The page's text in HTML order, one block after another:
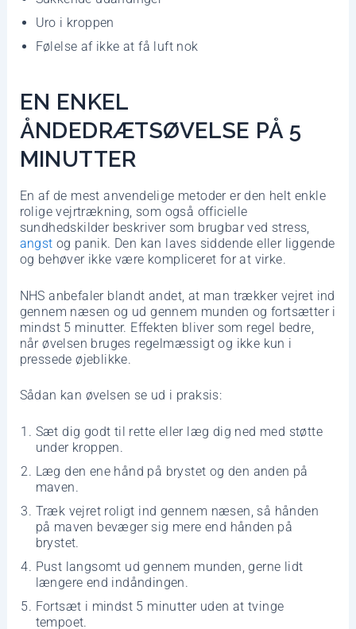
Uro i kroppen
Følelse af ikke at få luft nok
EN ENKEL
ÅNDEDRÆTSØVELSE PÅ 5
MINUTTER
En af de mest anvendelige metoder er den helt enkle
rolige vejrtrækning, som også officielle
sundhedskilder beskriver som brugbar ved stress,
angst og panik. Den kan laves siddende eller liggende
og behøver ikke være kompliceret for at virke.
NHS anbefaler blandt andet, at man trækker vejret ind
gennem næsen og ud gennem munden og fortsætter i
mindst 5 minutter. Effekten bliver som regel bedre,
når øvelsen bruges regelmæssigt og ikke kun i
pressede øjeblikke.
Sådan kan øvelsen se ud i praksis:
Sæt dig godt til rette eller læg dig ned med støtte
under kroppen.
Læg den ene hånd på brystet og den anden på
maven.
Træk vejret roligt ind gennem næsen, så hånden
på maven bevæger sig mere end hånden på
brystet.
Pust langsomt ud gennem munden, gerne lidt
længere end indåndingen.
Fortsæt i mindst 5 minutter uden at tvinge
tempoet.